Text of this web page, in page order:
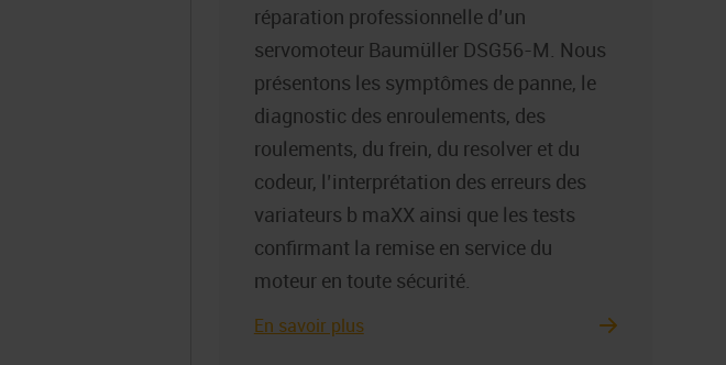
réparation professionnelle d’un
servomoteur Baumüller DSG56-M. Nous
présentons les symptômes de panne, le
diagnostic des enroulements, des
roulements, du frein, du resolver et du
codeur, l’interprétation des erreurs des
variateurs b maXX ainsi que les tests
confirmant la remise en service du
moteur en toute sécurité.
En savoir plus